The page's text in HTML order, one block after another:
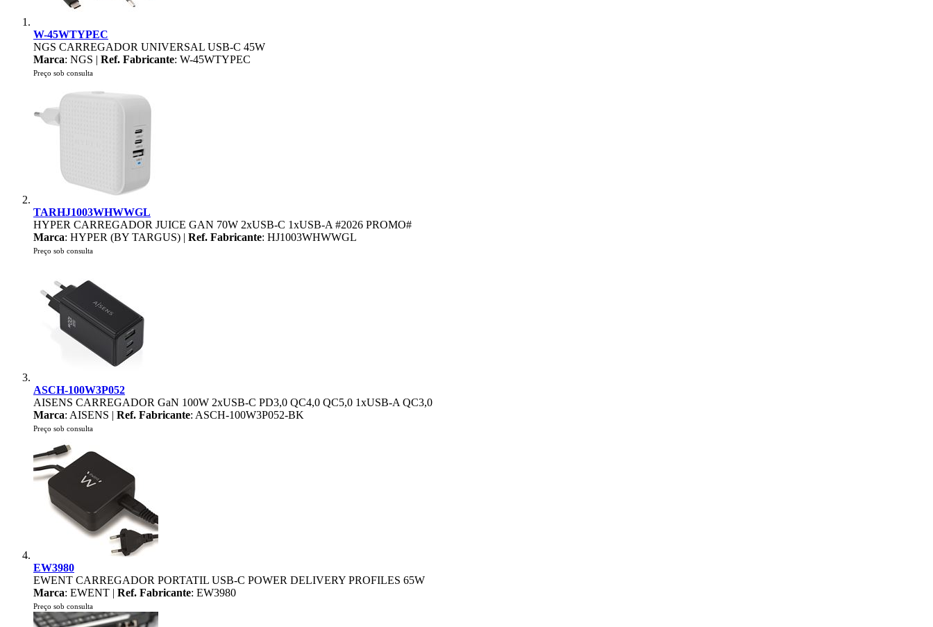
W-45WTYPEC
NGS CARREGADOR UNIVERSAL USB-C 45W
Marca: NGS | Ref. Fabricante: W-45WTYPEC
Preço sob consulta
TARHJ1003WHWWGL
HYPER CARREGADOR JUICE GAN 70W 2xUSB-C 1xUSB-A #2026 PROMO#
Marca: HYPER (BY TARGUS) | Ref. Fabricante: HJ1003WHWWGL
Preço sob consulta
ASCH-100W3P052
AISENS CARREGADOR GaN 100W 2xUSB-C PD3,0 QC4,0 QC5,0 1xUSB-A QC3,0
Marca: AISENS | Ref. Fabricante: ASCH-100W3P052-BK
Preço sob consulta
EW3980
EWENT CARREGADOR PORTATIL USB-C POWER DELIVERY PROFILES 65W
Marca: EWENT | Ref. Fabricante: EW3980
Preço sob consulta